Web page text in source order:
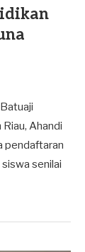
Ahandi
pendaftaran
senilai